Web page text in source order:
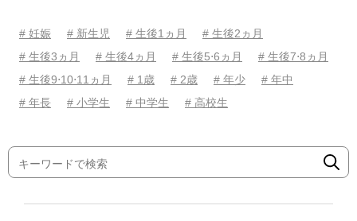
# 妊娠 # 新生児 # 生後1ヵ月
# 生後2ヵ月
# 生後3ヵ月
# 生後4ヵ月 # 生後5⋅6ヵ月
# 生後7⋅8ヵ月
# 生後9⋅10⋅11ヵ月
# 1歳 # 2歳 # 年少
# 年中
# 年長
# 小学生 # 中学生 # 高校生